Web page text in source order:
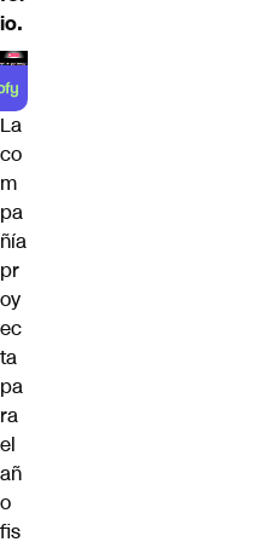
io.
La
co
m
pa
ñía
pr
oy
ec
ta
pa
ra
el
añ
o
fis